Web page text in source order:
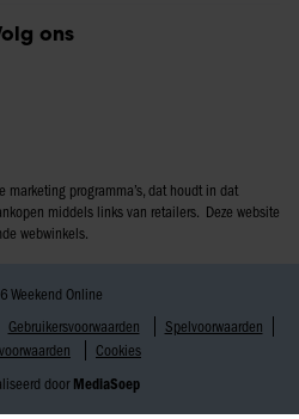
ons
programma’s, dat houdt in dat
middels links van retailers. Deze website
webwinkels.
Weekend Online
Gebruikersvoorwaarden
Spelvoorwaarden
Cookies
door MediaSoep